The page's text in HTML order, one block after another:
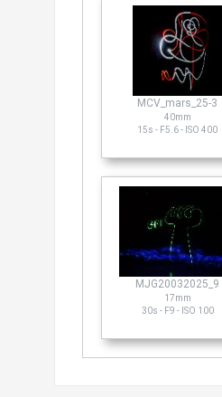
MCV_mars_25-3
40mm
15s - F5.6 - ISO 400
MJG20032025_9
17mm
30s - F9 - ISO 100